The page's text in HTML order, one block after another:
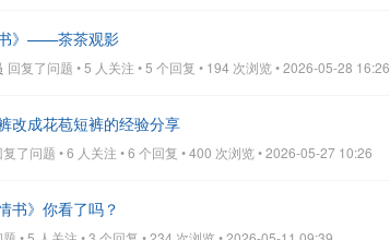
书》——茶茶观影
回复了问题 • 5 人关注 • 5 个回复 • 194 次浏览 • 2026-05-28 16:26
改成花苞短裤的经验分享
复了问题 • 6 人关注 • 6 个回复 • 400 次浏览 • 2026-05-27 10:26
书》你看了吗？